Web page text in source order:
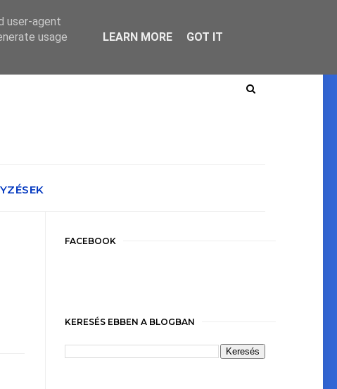
FACEBOOK
KERESÉS EBBEN A BLOGBAN
user-agent
usage
LEARN MORE GOT IT